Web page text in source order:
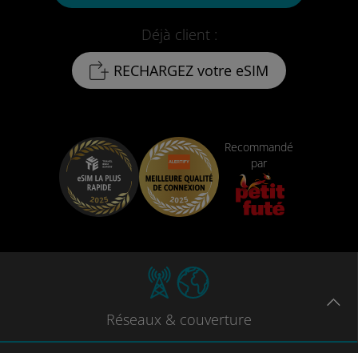
Déjà client :
RECHARGEZ votre eSIM
Recommandé
par
Réseaux & couverture